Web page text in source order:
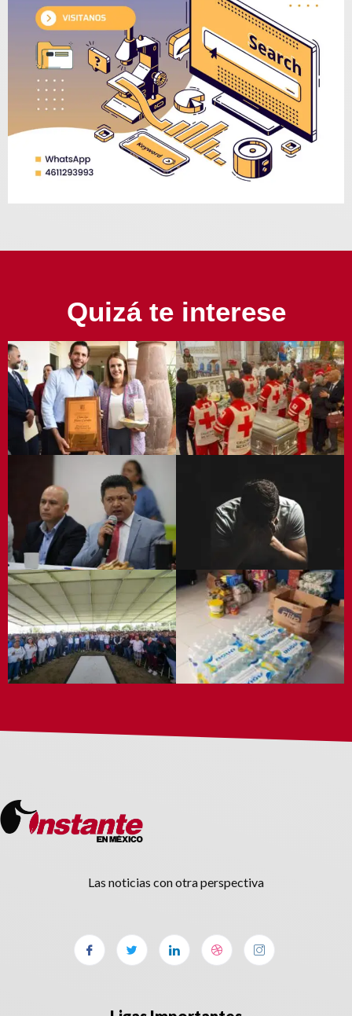
Quizá te interese
Servicios de Salud Mental
identifica y atiende a 39 mil
guanajuatenses con algún
trastorno mental.
Las noticias con otra perspectiva